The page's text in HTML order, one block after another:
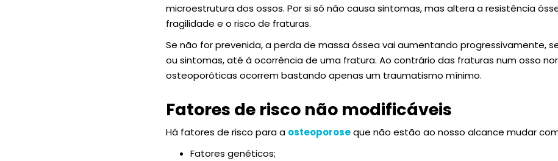
microestrutura dos ossos. Por si só não causa sintomas, mas altera a resistência
fragilidade e o risco de fraturas.
Se não for prevenida, a perda de massa óssea vai aumentando progressivamente,
ou sintomas, até à ocorrência de uma fratura. Ao contrário das fraturas num osso
osteoporóticas ocorrem bastando apenas um traumatismo mínimo.
Fatores de risco não modificáveis
Há fatores de risco para a osteoporoseque não estão ao nosso alcance mudar
Fatores genéticos;